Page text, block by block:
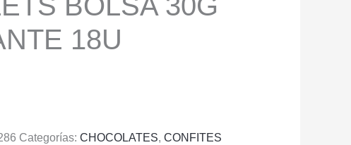
18U
Categorías:CHOCOLATES,CONFITES